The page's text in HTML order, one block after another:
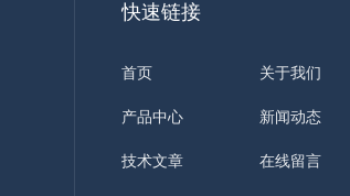
快速链接
首页 关于我们
产品中心 新闻动态
技术文章 在线留言